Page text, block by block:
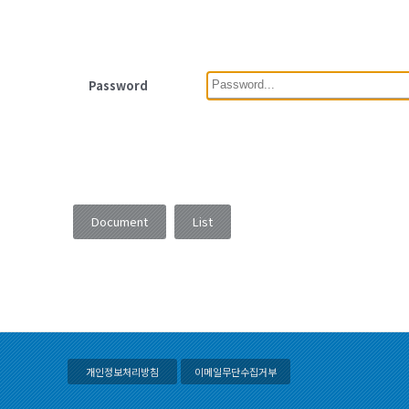
Password
Document List
개인정보처리방침 이메일무단수집거부